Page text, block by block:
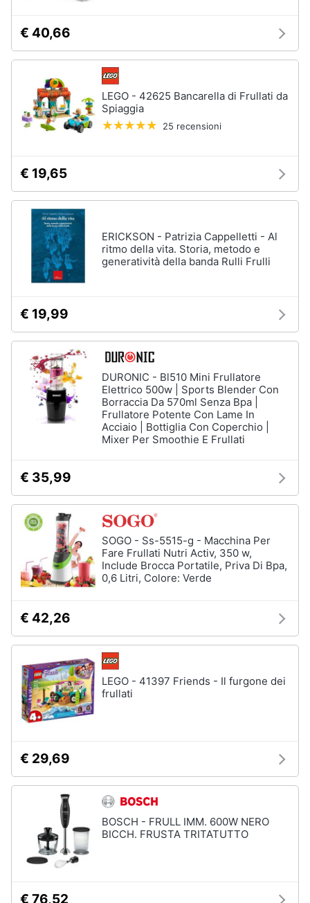
€ 40,66
LEGO - 42625 Bancarella di Frullati da
Spiaggia
25 recensioni
€ 19,65
ERICKSON - Patrizia Cappelletti - Al
ritmo della vita. Storia, metodo e
generatività della banda Rulli Frulli
€ 19,99
DURONIC - Bl510 Mini Frullatore
Elettrico 500w | Sports Blender Con
Borraccia Da 570ml Senza Bpa |
Frullatore Potente Con Lame In
Acciaio | Bottiglia Con Coperchio |
Mixer Per Smoothie E Frullati
€ 35,99
SOGO - Ss-5515-g - Macchina Per
Fare Frullati Nutri Activ, 350 w,
Include Brocca Portatile, Priva Di Bpa,
0,6 Litri, Colore: Verde
€ 42,26
LEGO - 41397 Friends - Il furgone dei
frullati
€ 29,69
BOSCH - FRULL IMM. 600W NERO
BICCH. FRUSTA TRITATUTTO
€ 76,52